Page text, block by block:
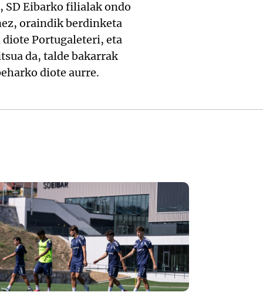
SD Eibarko filialak ondo
oraindik berdinketa
Portugaleteri, eta
da, talde bakarrak
diote aurre.